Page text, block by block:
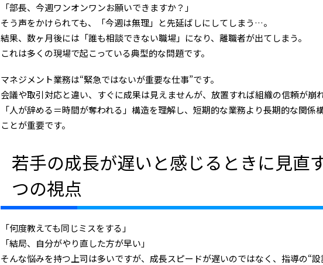
「部長、今週ワンオンワンお願いできますか？」
そう声をかけられても、「今週は無理」と先延ばしにしてしまう…。
結果、数ヶ月後には「誰も相談できない職場」になり、離職者が出てしまう。
これは多くの現場で起こっている典型的な問題です。
マネジメント業務は“緊急ではないが重要な仕事”です。
会議や取引対応と違い、すぐに成果は見えませんが、放置すれば組織の信頼が崩
「人が辞める＝時間が奪われる」構造を理解し、短期的な業務より長期的な関係
ことが重要です。
若手の成長が遅いと感じるときに見直
つの視点
「何度教えても同じミスをする」
「結局、自分がやり直した方が早い」
そんな悩みを持つ上司は多いですが、成長スピードが遅いのではなく、指導の“